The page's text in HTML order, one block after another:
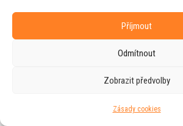
Příjmout
Odmítnout
Zobrazit předvolby
Zásady cookies